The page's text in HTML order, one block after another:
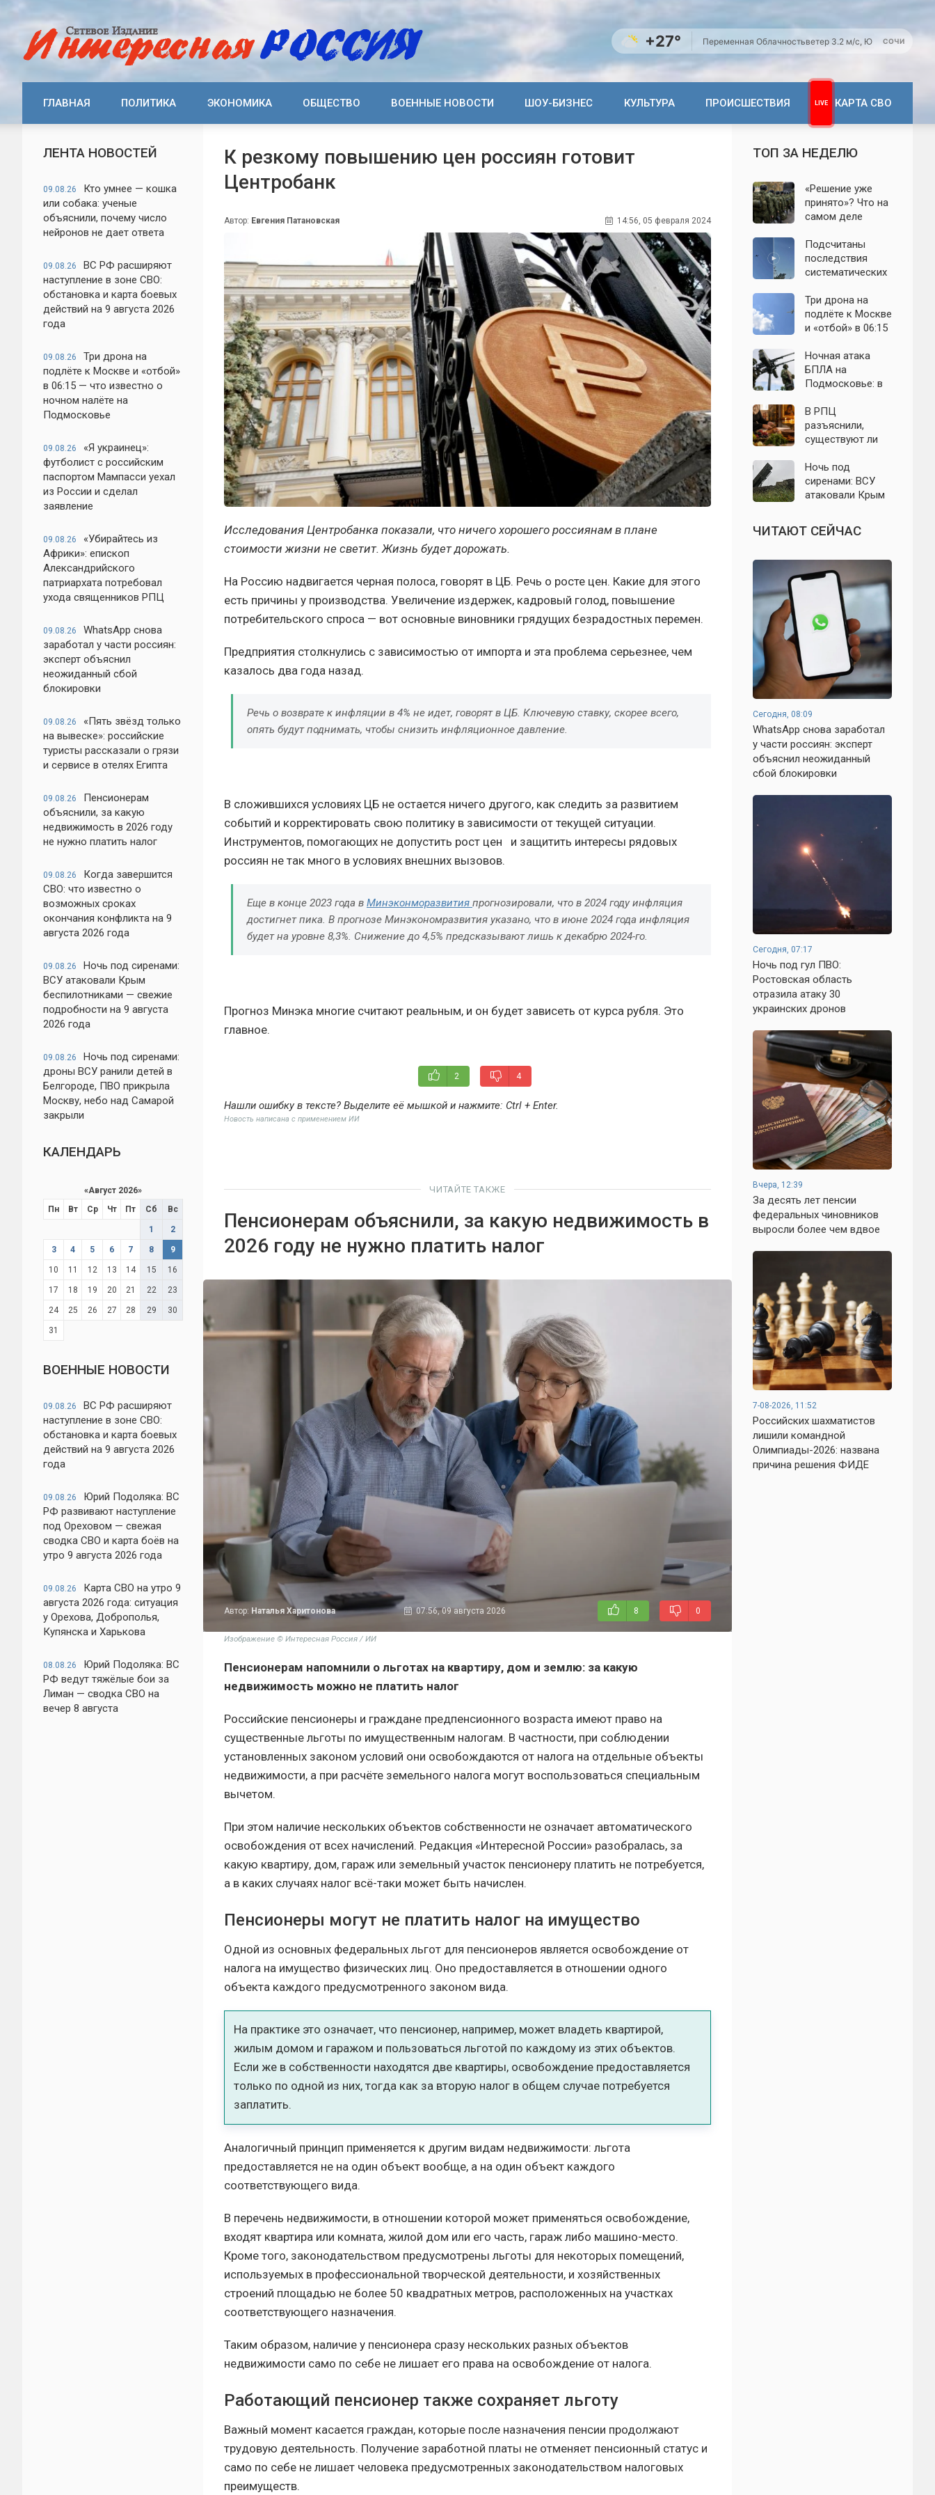
+27° Переменная Облачностьветер 3.2 м/с, Ю СОЧИ
ГЛАВНАЯ ПОЛИТИКА ЭКОНОМИКА ОБЩЕСТВО ВОЕННЫЕ НОВОСТИ ШОУ-БИЗНЕС КУЛЬТУРА ПРОИСШЕСТВИЯ КАРТА СВО
ЛЕНТА НОВОСТЕЙ
09.08.26
Кто умнее — кошка
или собака: ученые
объяснили, почему число
нейронов не дает ответа
09.08.26
ВС РФ расширяют
наступление в зоне СВО:
обстановка и карта боевых
действий на 9 августа 2026
года
09.08.26
Три дрона на
подлёте к Москве и «отбой»
в 06:15 — что известно о
ночном налёте на
Подмосковье
09.08.26
«Я украинец»:
футболист с российским
паспортом Мампасси уехал
из России и сделал
заявление
09.08.26
«Убирайтесь из
Африки»: епископ
Александрийского
патриархата потребовал
ухода священников РПЦ
09.08.26
WhatsApp снова
заработал у части россиян:
эксперт объяснил
неожиданный сбой
блокировки
09.08.26
«Пять звёзд только
на вывеске»: российские
туристы рассказали о грязи
и сервисе в отелях Египта
09.08.26
Пенсионерам
объяснили, за какую
недвижимость в 2026 году
не нужно платить налог
09.08.26
Когда завершится
СВО: что известно о
возможных сроках
окончания конфликта на 9
августа 2026 года
09.08.26
Ночь под сиренами:
ВСУ атаковали Крым
беспилотниками — свежие
подробности на 9 августа
2026 года
09.08.26
Ночь под сиренами:
дроны ВСУ ранили детей в
Белгороде, ПВО прикрыла
Москву, небо над Самарой
закрыли
КАЛЕНДАРЬ
«Август 2026»
Пн
Вт Ср Чт Пт Сб Вс
1 2
3 4 5 6 7 8 9
10 11 12 13 14 15 16
17 18 19 20 21 22 23
24 25 26 27 28 29 30
31
ВОЕННЫЕ НОВОСТИ
09.08.26
ВС РФ расширяют
наступление в зоне СВО:
обстановка и карта боевых
действий на 9 августа 2026
года
09.08.26
Юрий Подоляка: ВС
РФ развивают наступление
под Ореховом — свежая
сводка СВО и карта боёв на
утро 9 августа 2026 года
09.08.26
Карта СВО на утро 9
августа 2026 года: ситуация
у Орехова, Доброполья,
Купянска и Харькова
08.08.26
Юрий Подоляка: ВС
РФ ведут тяжёлые бои за
Лиман — сводка СВО на
вечер 8 августа
К резкому повышению цен россиян готовит
Центробанк
Автор: Евгения Патановская 14:56, 05 февраля 2024
Исследования Центробанка показали, что ничего хорошего россиянам в плане
стоимости жизни не светит. Жизнь будет дорожать.
На Россию надвигается черная полоса, говорят в ЦБ. Речь о росте цен. Какие для этого
есть причины у производства. Увеличение издержек, кадровый голод, повышение
потребительского спроса — вот основные виновники грядущих безрадостных перемен.
Предприятия столкнулись с зависимостью от импорта и эта проблема серьезнее, чем
казалось два года назад.
Речь о возврате к инфляции в 4% не идет, говорят в ЦБ. Ключевую ставку, скорее всего,
опять будут поднимать, чтобы снизить инфляционное давление.
В сложившихся условиях ЦБ не остается ничего другого, как следить за развитием
событий и корректировать свою политику в зависимости от текущей ситуации.
Инструментов, помогающих не допустить рост цен и защитить интересы рядовых
россиян не так много в условиях внешних вызовов.
Еще в конце 2023 года в Минэконморазвития прогнозировали, что в 2024 году инфляция
достигнет пика. В прогнозе Минэкономразвития указано, что в июне 2024 года инфляция
будет на уровне 8,3%. Снижение до 4,5% предсказывают лишь к декабрю 2024-го.
Прогноз Минэка многие считают реальным, и он будет зависеть от курса рубля. Это
главное.
2 4
Нашли ошибку в тексте? Выделите её мышкой и нажмите: Ctrl + Enter.
Новость написана с применением ИИ
ЧИТАЙТЕ ТАКЖЕ
Пенсионерам объяснили, за какую недвижимость в
2026 году не нужно платить налог
Автор: Наталья Харитонова 07:56, 09 августа 2026 8 0
Изображение © Интересная Россия / ИИ
Пенсионерам напомнили о льготах на квартиру, дом и землю: за какую
недвижимость можно не платить налог
Российские пенсионеры и граждане предпенсионного возраста имеют право на
существенные льготы по имущественным налогам. В частности, при соблюдении
установленных законом условий они освобождаются от налога на отдельные объекты
недвижимости, а при расчёте земельного налога могут воспользоваться специальным
вычетом.
При этом наличие нескольких объектов собственности не означает автоматического
освобождения от всех начислений. Редакция «Интересной России» разобралась, за
какую квартиру, дом, гараж или земельный участок пенсионеру платить не потребуется,
а в каких случаях налог всё-таки может быть начислен.
Пенсионеры могут не платить налог на имущество
Одной из основных федеральных льгот для пенсионеров является освобождение от
налога на имущество физических лиц. Оно предоставляется в отношении одного
объекта каждого предусмотренного законом вида.
На практике это означает, что пенсионер, например, может владеть квартирой,
жилым домом и гаражом и пользоваться льготой по каждому из этих объектов.
Если же в собственности находятся две квартиры, освобождение предоставляется
только по одной из них, тогда как за вторую налог в общем случае потребуется
заплатить.
Аналогичный принцип применяется к другим видам недвижимости: льгота
предоставляется не на один объект вообще, а на один объект каждого
соответствующего вида.
В перечень недвижимости, в отношении которой может применяться освобождение,
входят квартира или комната, жилой дом или его часть, гараж либо машино-место.
Кроме того, законодательством предусмотрены льготы для некоторых помещений,
используемых в профессиональной творческой деятельности, и хозяйственных
строений площадью не более 50 квадратных метров, расположенных на участках
соответствующего назначения.
Таким образом, наличие у пенсионера сразу нескольких разных объектов
недвижимости само по себе не лишает его права на освобождение от налога.
Работающий пенсионер также сохраняет льготу
Важный момент касается граждан, которые после назначения пенсии продолжают
трудовую деятельность. Получение заработной платы не отменяет пенсионный статус и
само по себе не лишает человека предусмотренных законодательством налоговых
преимуществ.
ТОП ЗА НЕДЕЛЮ
«Решение уже
принято»? Что на
самом деле
мобилизации
осенью 2026
года. Указ № 419,
канал и осенние
выборы: откуда
растут слухи о
Подсчитаны
последствия
систематических
Ленинградскую
область: что
известно к 7
Три дрона на
подлёте к Москве
и «отбой» в 06:15
ночном налёте на
Подмосковье
Ночная атака
БПЛА на
Подмосковье: в
округе сбиты
воздушные цели
В РПЦ
разъяснили,
существуют ли
которые
православным
нельзя есть даже
Ночь под
сиренами: ВСУ
атаковали Крым
— свежие
подробности на 9
ЧИТАЮТ СЕЙЧАС
Сегодня, 08:09
WhatsApp снова заработал
у части россиян: эксперт
объяснил неожиданный
сбой блокировки
Сегодня, 07:17
Ночь под гул ПВО:
Ростовская область
отразила атаку 30
украинских дронов
Вчера, 12:39
За десять лет пенсии
федеральных чиновников
выросли более чем вдвое
7-08-2026, 11:52
Российских шахматистов
лишили командной
Олимпиады-2026: названа
причина решения ФИДЕ